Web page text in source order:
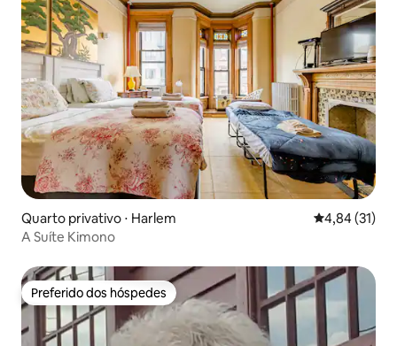
Quarto privativo ⋅ Harlem 4,84 de uma
4,84 (31)
A Suíte Kimono
Preferido dos hóspedes
Preferido dos hóspedes